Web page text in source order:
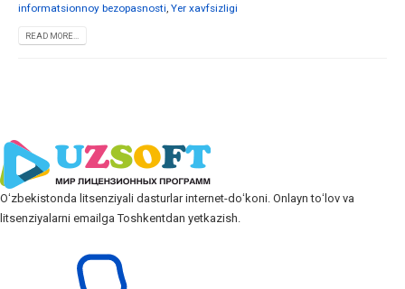
informatsionnoy bezopasnosti Yer xavfsizligi
READ MORE...
Oʻzbekistonda litsenziyali dasturlar internet-doʻkoni. Onlayn toʻlov va
litsenziyalarni emailga Toshkentdan yetkazish.